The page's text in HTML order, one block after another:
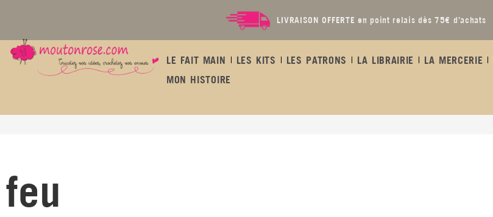
LIVRAISON OFFERTE en point relais dès 75€ d’achats
LE FAIT MAIN LES KITS LES PATRONS LA LIBRAIRIE LA MERCERIE
MON HISTOIRE
feu